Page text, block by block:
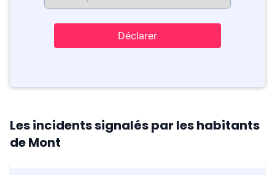
Déclarer
Les incidents signalés par les habitants
de Mont